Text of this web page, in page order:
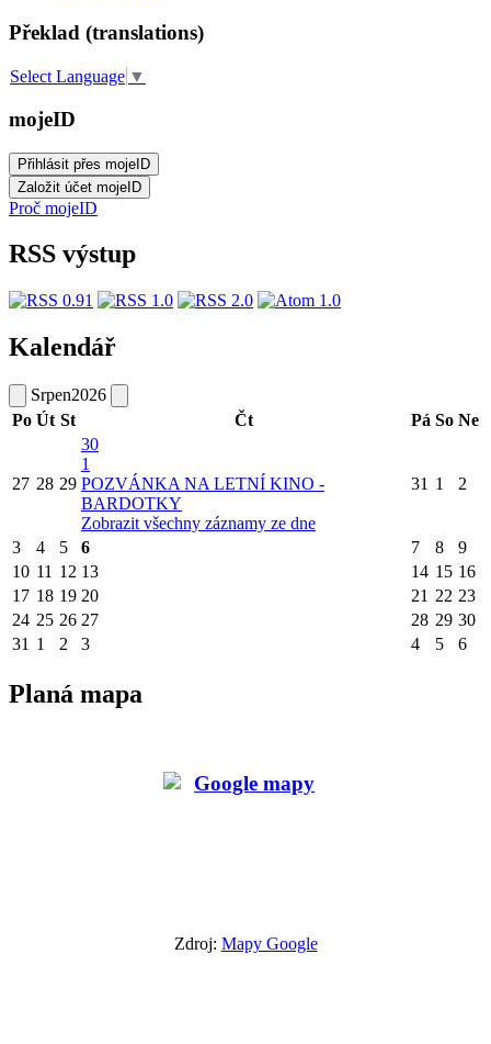
Překlad (translations)
Select Language ▼
mojeID
Proč mojeID
RSS výstup
Kalendář
Srpen2026
Po Út St Čt Pá So Ne
27 28 29
30
1
POZVÁNKA NA LETNÍ KINO -
BARDOTKY
Zobrazit všechny záznamy ze dne
31 1 2
3 4 5 6 7 8
9
10 11 12 13 14 15 16
17 18 19 20 21 22 23
24 25 26 27 28 29 30
31 1 2 3 4 5 6
Planá mapa
Zdroj: Mapy Google